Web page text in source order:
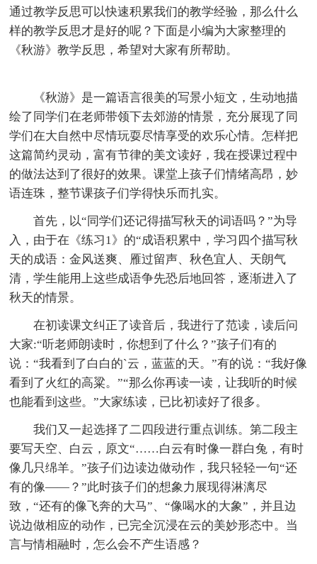
通过教学反思可以快速积累我们的教学经验，那么什么
样的教学反思才是好的呢？下面是小编为大家整理的
《秋游》教学反思，希望对大家有所帮助。
《秋游》是一篇语言很美的写景小短文，生动地描
绘了同学们在老师带领下去郊游的情景，充分展现了同
学们在大自然中尽情玩耍尽情享受的欢乐心情。怎样把
这篇简约灵动，富有节律的美文读好，我在授课过程中
的做法达到了很好的效果。课堂上孩子们情绪高昂，妙
语连珠，整节课孩子们学得快乐而扎实。
首先，以“同学们还记得描写秋天的词语吗？”为导
入，由于在《练习1》的“成语积累中，学习四个描写秋
天的成语：金风送爽、雁过留声、秋色宜人、天朗气
清，学生能用上这些成语争先恐后地回答，逐渐进入了
秋天的情景。
在初读课文纠正了读音后，我进行了范读，读后问
大家:“听老师朗读时，你想到了什么？”孩子们有的
说：“我看到了白白的`云，蓝蓝的天。”有的说：“我好像
看到了火红的高粱。”“那么你再读一读，让我听的时候
也能看到这些。”大家练读，已比初读好了很多。
我们又一起选择了二四段进行重点训练。第二段主
要写天空、白云，原文“……白云有时像一群白兔，有时
像几只绵羊。”孩子们边读边做动作，我只轻轻一句“还
有的像——？”此时孩子们的想象力展现得淋漓尽
致，“还有的像飞奔的大马”、“像喝水的大象”，并且边
说边做相应的动作，已完全沉浸在云的美妙形态中。当
言与情相融时，怎么会不产生语感？